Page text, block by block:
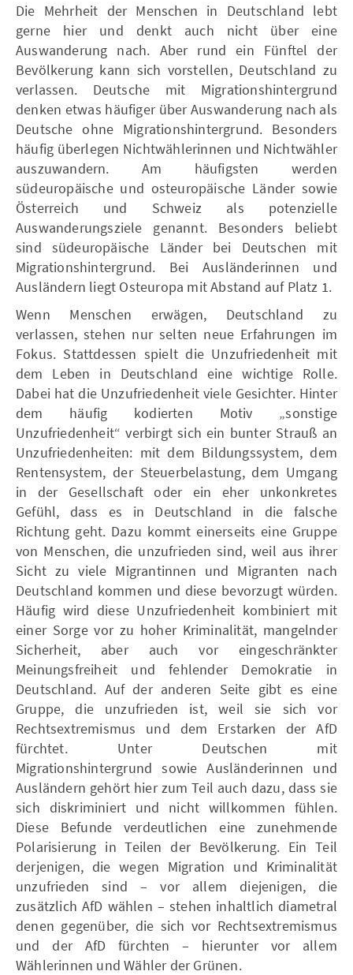
Die Mehrheit der Menschen in Deutschland lebt
gerne hier und denkt auch nicht über eine
Auswanderung nach. Aber rund ein Fünftel der
Bevölkerung kann sich vorstellen, Deutschland zu
verlassen. Deutsche mit Migrationshintergrund
denken etwas häufiger über Auswanderung nach als
Deutsche ohne Migrationshintergrund. Besonders
häufig überlegen Nichtwählerinnen und Nichtwähler
auszuwandern. Am häufigsten werden
südeuropäische und osteuropäische Länder sowie
Österreich und Schweiz als potenzielle
Auswanderungsziele genannt. Besonders beliebt
sind südeuropäische Länder bei Deutschen mit
Migrationshintergrund. Bei Ausländerinnen und
Ausländern liegt Osteuropa mit Abstand auf Platz 1.
Wenn Menschen erwägen, Deutschland zu
verlassen, stehen nur selten neue Erfahrungen im
Fokus. Stattdessen spielt die Unzufriedenheit mit
dem Leben in Deutschland eine wichtige Rolle.
Dabei hat die Unzufriedenheit viele Gesichter. Hinter
dem häufig kodierten Motiv „sonstige
Unzufriedenheit“ verbirgt sich ein bunter Strauß an
Unzufriedenheiten: mit dem Bildungssystem, dem
Rentensystem, der Steuerbelastung, dem Umgang
in der Gesellschaft oder ein eher unkonkretes
Gefühl, dass es in Deutschland in die falsche
Richtung geht. Dazu kommt einerseits eine Gruppe
von Menschen, die unzufrieden sind, weil aus ihrer
Sicht zu viele Migrantinnen und Migranten nach
Deutschland kommen und diese bevorzugt würden.
Häufig wird diese Unzufriedenheit kombiniert mit
einer Sorge vor zu hoher Kriminalität, mangelnder
Sicherheit, aber auch vor eingeschränkter
Meinungsfreiheit und fehlender Demokratie in
Deutschland. Auf der anderen Seite gibt es eine
Gruppe, die unzufrieden ist, weil sie sich vor
Rechtsextremismus und dem Erstarken der AfD
fürchtet. Unter Deutschen mit
Migrationshintergrund sowie Ausländerinnen und
Ausländern gehört hier zum Teil auch dazu, dass sie
sich diskriminiert und nicht willkommen fühlen.
Diese Befunde verdeutlichen eine zunehmende
Polarisierung in Teilen der Bevölkerung. Ein Teil
derjenigen, die wegen Migration und Kriminalität
unzufrieden sind – vor allem diejenigen, die
zusätzlich AfD wählen – stehen inhaltlich diametral
denen gegenüber, die sich vor Rechtsextremismus
und der AfD fürchten – hierunter vor allem
Wählerinnen und Wähler der Grünen.